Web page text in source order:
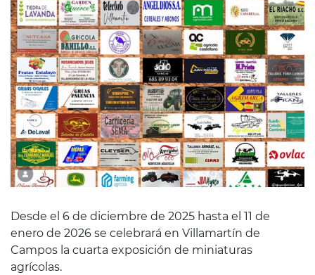
Desde el 6 de diciembre de 2025 hasta el 11 de
enero de 2026 se celebrará en Villamartín de
Campos la cuarta exposición de miniaturas
agrícolas.